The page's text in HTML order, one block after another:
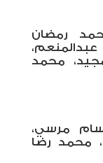
رمضان
محمد
مرسي،
محمد رضا